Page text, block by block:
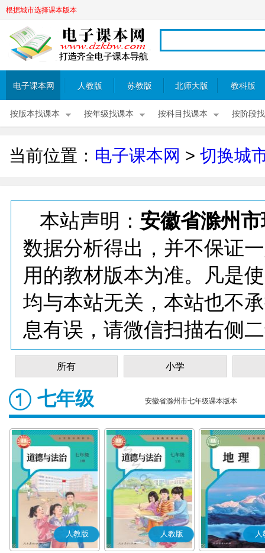
根据城市选择课本版本
电子课本网 人教版 苏教版 北师大版 教科版
按版本找课本 按年级找课本 按科目找课本 按阶段
当前位置： 电子课本网 > 切换城
本站声明： 安徽省滁州
数据分析得出，并不保证
用的教材版本为准。凡是
均与本站无关，本站也不
息有误，请微信扫描右侧
所有 小学
七年级 安徽省滁州市七年级课本版本
人教版 人教版 人